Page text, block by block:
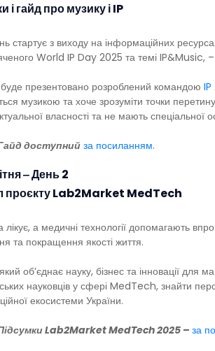
і гайд про музику і IP
стартує з виходу на інформаційних
World IP Day 2025 та темі IP&Music, –
презентовано розроблений командою
музикою та хоче зрозуміти точки
власності та не мають спеціальної
доступний за посиланням.
‒ День 2
проєкту Lab2Market MedTech
лікує, а медичні технології допомагають
та покращення якості життя.
об’єднає науку, бізнес та інновації
науковців у сфері MedTech, знайти
екосистеми України.
Lab2Market MedTech 2025 – за